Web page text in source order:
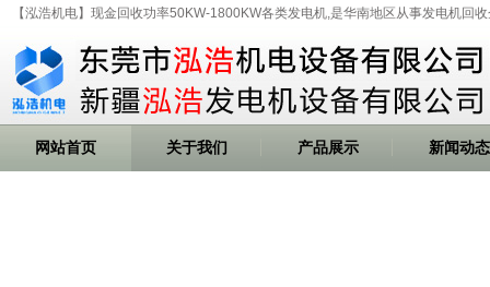
【泓浩机电】现金回收功率50KW-1800KW各类发电机,是华南地区从事发电机
网站首页 关于我们 产品展示 新闻动态